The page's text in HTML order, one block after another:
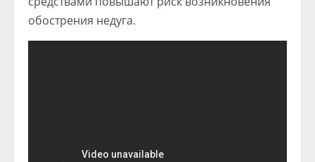
обострения недуга.